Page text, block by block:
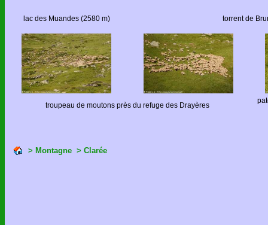
lac des Muandes (2580 m) torrent de
troupeau de moutons près du refuge des Drayères
> Montagne > Clarée